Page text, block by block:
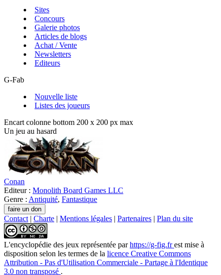
Sites
Concours
Galerie photos
Articles de blogs
Achat / Vente
Newsletters
Editeurs
G-Fab
Nouvelle liste
Listes des joueurs
Encart colonne bottom 200 x 200 px max
Un jeu au hasard
Conan
Editeur : Monolith Board Games LLC
Genre : Antiquité, Fantastique
Contact | Charte | Mentions légales | Partenaires | Plan du site
L'encyclopédie des jeux représentée parhttps://g-fig.frest mise à
disposition selon les termes de la licence Creative Commons
Attribution - Pas d'Utilisation Commerciale - Partage à l'Identique
3.0 non transposé .